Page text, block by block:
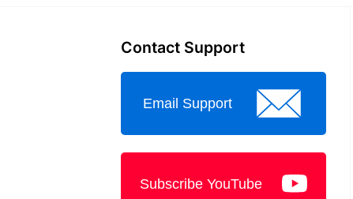
Contact Support
Email Support
Subscribe YouTube